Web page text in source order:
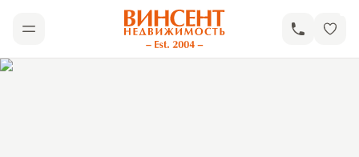
Открыть меню
АН «Винсент Недвижимость»
Фотографии